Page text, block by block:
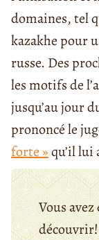
domaines, tel
kazakhe pour
russe. Des
les motifs de
jusqu’au jour
prononcé le
forte »qu’il lui
Vous